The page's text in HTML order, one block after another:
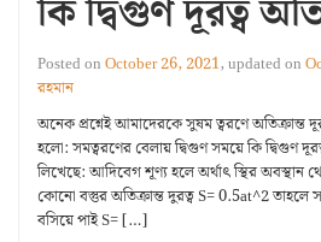
কি দ্বিগুণ দূরত্ব
Posted onOctober 26, 2021, updated on
রহমান
অনেক প্রশ্নেই আমাদেরকে সুষম ত্বরণে অতিক্রান্ত
হলো: সমত্বরণের বেলায় দ্বিগুণ সময়ে কি দ্বিগুণ
লিখেছে: আদিবেগ শূণ্য হলে অর্থাৎ স্থির অবস্থান
কোনো বস্তুর অতিক্রান্ত দুরত্ব S= 0.5at^2 তাহলে
বসিয়ে পাই S= […]